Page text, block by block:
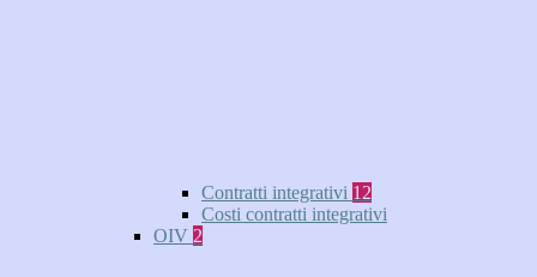
Contratti integrativi 12
Costi contratti integrativi
OIV 2